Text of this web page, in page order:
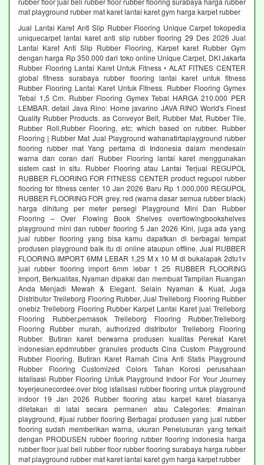
mat playground rubber mat karet lantai karet gym harga karpet rubber
Jual Lantai Karet Anti Slip Rubber Flooring Unique Carpet tokopedia
uniquecarpet lantai karet anti slip rubber flooring 29 Des 2026 Jual
Lantai Karet Anti Slip Rubber Flooring, Karpet karet Rubber Gym
dengan harga Rp 350.000 dari toko online Unique Carpet, DKI Jakarta
Rubber Flooring Lantai Karet Untuk Fitness • ALAT FITNES CENTER
global fitness surabaya rubber flooring lantai karet untuk fitness
Rubber Flooring Lantai Karet Untuk Fitness. Rubber Flooring Gymex
Tebal 1,5 Cm. Rubber Flooring Gymex Tebal HARGA 210.000 PER
LEMBAR. detail Java Rino: Home javarino JAVA RINO World's Finest
Quality Rubber Products. as Conveyor Belt, Rubber Mat, Rubber Tile,
Rubber Roll,Rubber Flooring, etc; which based on rubber. Rubber
Flooring | Rubber Mat Jual Playground wahanatirtaplayground rubber
flooring rubber mat Yang pertama di Indonesia dalam mendesain
warna dan coran dari Rubber Flooring lantai karet menggunakan
sistem cast in situ. Rubber Flooring atau Lantai Terjual REGUPOL
RUBBER FLOORING FOR FITNESS CENTER product regupol rubber
flooring for fitness center 10 Jan 2026 Baru Rp 1.000.000 REGUPOL
RUBBER FLOORING FOR grey, red (warna dasar semua rubber black)
harga dihitung per meter persegi Playground Mini Dan Rubber
Flooring – Over Flowing Book Shelves overflowingbookshelves
playground mini dan rubber flooring 5 Jan 2026 Kini, juga ada yang
jual rubber flooring yang bisa kamu dapatkan di berbagai tempat
produsen playground baik itu di online ataupun offline. Jual RUBBER
FLOORING IMPORT 6MM LEBAR 1,25 M x 10 M di bukalapak 2dtu1v
jual rubber flooring import 6mm lebar 1 25 RUBBER FLOORING
Import, Berkualitas, Nyaman dipakai dan membuat Tampilan Ruangan
Anda Menjadi Mewah & Elegant. Selain Nyaman & Kuat, Juga
Distributor Trelleborg Flooring Rubber, Jual Trelleborg Flooring Rubber
onebiz Trelleborg Flooring Rubber Karpet Lantai Karet jual Trelleborg
Flooring Rubber,pemasok Trelleborg Flooring Rubber,Trelleborg
Flooring Rubber murah, authorized distributor Trelleborg Flooring
Rubber. Butiran karet berwarna produsen kualitas Perekat Karet
indonesian.epdmrubber granules products Cina Custom Playground
Rubber Flooring, Butiran Karet Ramah Cina Anti Statis Playground
Rubber Flooring Customized Colors Tahan Korosi perusahaan
Istalisasi Rubber Flooring Untuk Playground Indoor For Your Journey
foyerjeunecordee.over blog istalisasi rubber flooring untuk playground
indoor 19 Jan 2026 Rubber flooring atau karpet karet biasanya
diletakan di latai secara permanen atau Categories: #mainan
playground, #jual rubber flooring Berbagai produsen yang jual rubber
flooring sudah memberikan warna, ukuran Penelusuran yang terkait
dengan PRODUSEN rubber flooring rubber flooring indonesia harga
rubber floor jual beli rubber floor rubber flooring surabaya harga rubber
mat playground rubber mat karet lantai karet gym harga karpet rubber